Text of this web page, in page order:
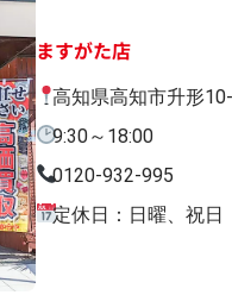
ますがた店
高知県高知市升形
9:30～18:00
0120-932-995
定休日：日曜、祝日